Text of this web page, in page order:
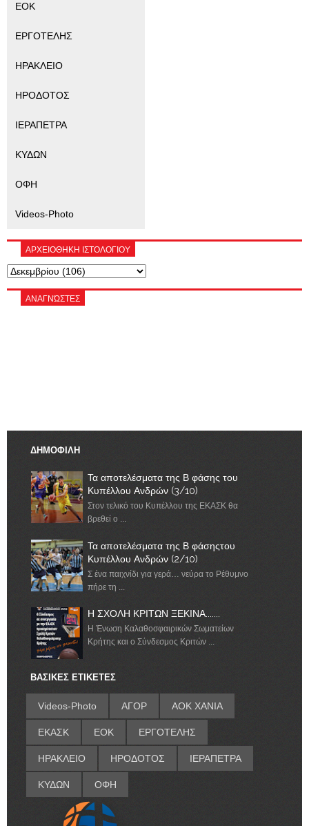
ΕΟΚ
ΕΡΓΟΤΕΛΗΣ
ΗΡΑΚΛΕΙΟ
ΗΡΟΔΟΤΟΣ
ΙΕΡΑΠΕΤΡΑ
ΚΥΔΩΝ
ΟΦΗ
Videos-Photo
ΑΡΧΕΙΟΘΗΚΗ ΙΣΤΟΛΟΓΙΟΥ
ΑΝΑΓΝΏΣΤΕΣ
ΔΗΜΟΦΙΛΗ
Τα αποτελέσματα της Β φάσης του
Κυπέλλου Ανδρών (3/10)
Στον τελικό του Κυπέλλου της ΕΚΑΣΚ θα
βρεθεί ο ...
Τα αποτελέσματα της Β φάσηςτου
Κυπέλλου Ανδρών (2/10)
Σ ένα παιχνίδι για γερά… νεύρα το Ρέθυμνο
πήρε τη ...
Η ΣΧΟΛΗ ΚΡΙΤΩΝ ΞΕΚΙΝΑ.......
Η Ένωση Καλαθοσφαιρικών Σωματείων
Κρήτης και ο Σύνδεσμος Κριτών ...
ΒΑΣΙΚΕΣ ΕΤΙΚΕΤΕΣ
Videos-Photo ΑΓΟΡ ΑΟΚ ΧΑΝΙΑ
ΕΚΑΣΚ ΕΟΚ ΕΡΓΟΤΕΛΗΣ
ΗΡΑΚΛΕΙΟ ΗΡΟΔΟΤΟΣ ΙΕΡΑΠΕΤΡΑ
ΚΥΔΩΝ ΟΦΗ